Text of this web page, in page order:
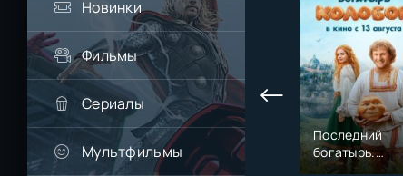
Новинки
Фильмы
Сериалы
Мультфильмы
Последний
богатырь.
Колобок (2026)